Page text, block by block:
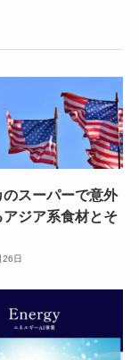
のスーパーで意外
アジア系食材とそ
日